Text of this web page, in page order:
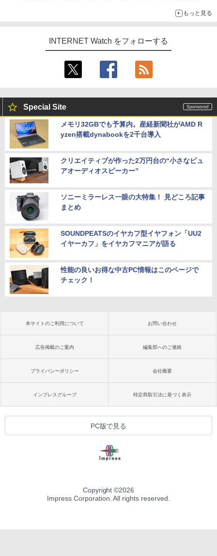
もっと見る
INTERNET Watch をフォローする
Special Site
メモリ32GBでも予算内。産経新聞社がAMD R
yzen搭載dynabookを2千台導入
クリエイティブが作った2万円台の“小さなピュ
アオーディオスピーカー”
ソニーミラーレス一眼の大特集！ 見どころ記事
まとめ
SOUNDPEATSのイヤカフ型イヤフォン「UU2
イヤーカフ」をイヤカフマニアが語る
性能の良いお得な中古PC情報はこのページで
チェック！
本サイトのご利用について お問い合わせ
広告掲載のご案内 編集部へのご連絡
プライバシーポリシー 会社概要
インプレスグループ 特定商取引法に基づく表示
PC版で見る
Copyright ©2026
Impress Corporation. All rights reserved.